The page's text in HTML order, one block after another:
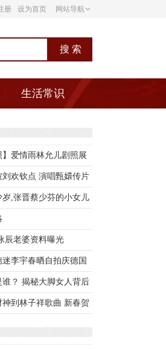
册 设为首页 网站导航
生活常识
】爱情雨林允儿剧照展
欢钦点 演唱甄嬛传片
,张晋蔡少芬的小女儿
辰老婆资料曝光
迷李宇春晒自拍庆德国
？ 揭秘大脚女人背后
神到林子祥歌曲 新春贺